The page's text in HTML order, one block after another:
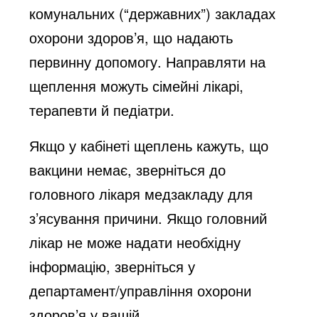
комунальних (“державних”) закладах
охорони здоров’я, що надають
первинну допомогу. Направляти на
щеплення можуть сімейні лікарі,
терапевти й педіатри.
Якщо у кабінеті щеплень кажуть, що
вакцини немає, зверніться до
головного лікаря медзакладу для
з’ясування причини. Якщо головний
лікар не може надати необхідну
інформацію, зверніться у
департамент/управління охорони